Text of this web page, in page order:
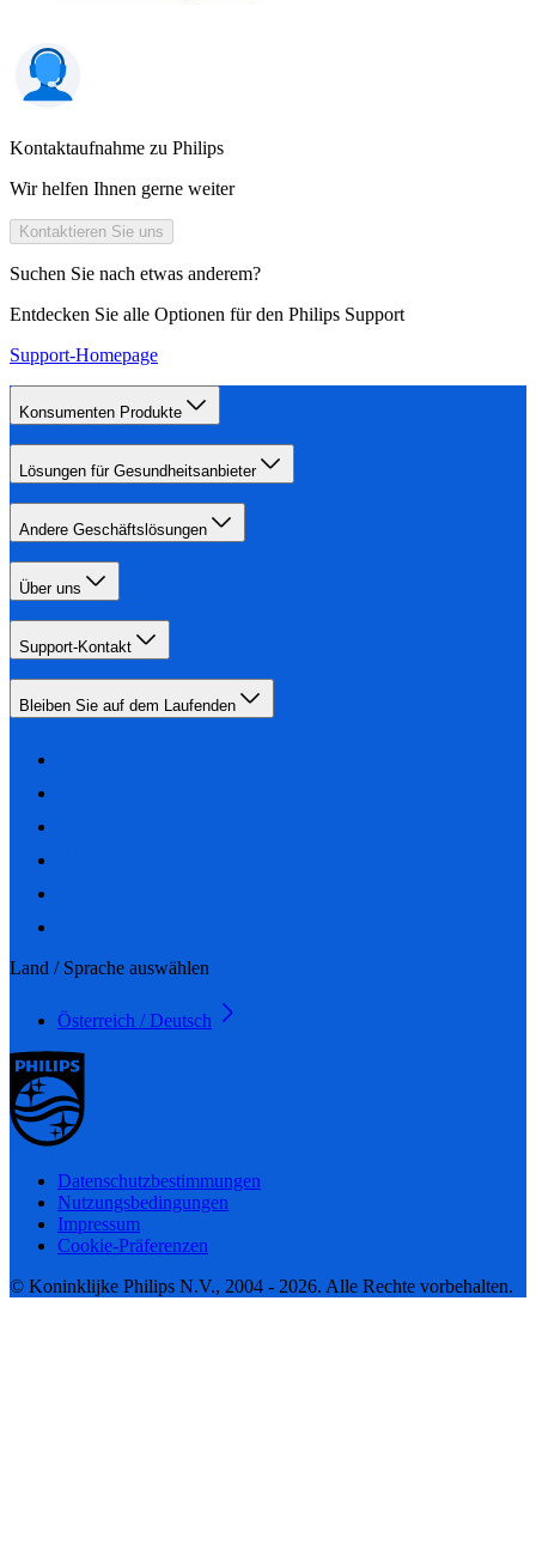
Kontaktaufnahme zu Philips
Wir helfen Ihnen gerne weiter
Kontaktieren Sie uns
Suchen Sie nach etwas anderem?
Entdecken Sie alle Optionen für den Philips Support
Support-Homepage
Konsumenten Produkte
Lösungen für Gesundheitsanbieter
Andere Geschäftslösungen
Über uns
Support-Kontakt
Bleiben Sie auf dem Laufenden
Land / Sprache auswählen
Österreich / Deutsch
Datenschutzbestimmungen
Nutzungsbedingungen
Impressum
Cookie-Präferenzen
© Koninklijke Philips N.V., 2004 - 2026. Alle Rechte vorbehalten.